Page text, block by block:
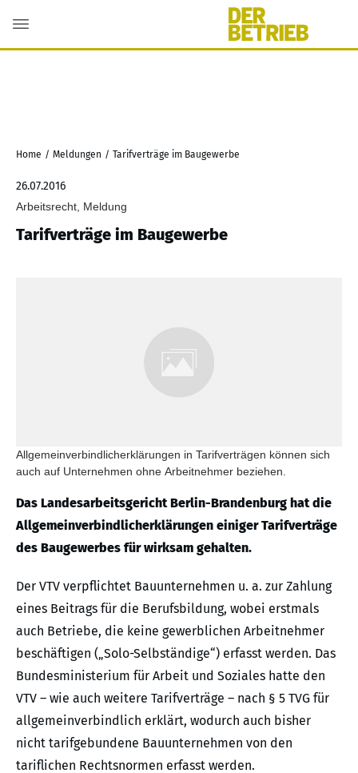
Home / Meldungen / Tarifverträge im Baugewerbe
26.07.2016
Arbeitsrecht, Meldung
Tarifverträge im Baugewerbe
Allgemeinverbindlicherklärungen in Tarifverträgen können sich
auch auf Unternehmen ohne Arbeitnehmer beziehen.
Das Landesarbeitsgericht Berlin-Brandenburg hat die
Allgemeinverbindlicherklärungen einiger Tarifverträge
des Baugewerbes für wirksam gehalten.
Der VTV verpflichtet Bauunternehmen u. a. zur Zahlung
eines Beitrags für die Berufsbildung, wobei erstmals
auch Betriebe, die keine gewerblichen Arbeitnehmer
beschäftigen („Solo-Selbständige“) erfasst werden. Das
Bundesministerium für Arbeit und Soziales hatte den
VTV – wie auch weitere Tarifverträge – nach § 5 TVG für
allgemeinverbindlich erklärt, wodurch auch bisher
nicht tarifgebundene Bauunternehmen von den
tariflichen Rechtsnormen erfasst werden.